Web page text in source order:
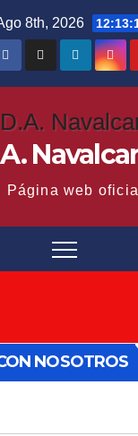
8th, 2026
Página web oficial
NOSOTROS